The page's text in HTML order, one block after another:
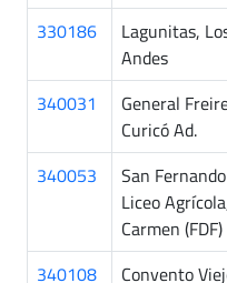
330186
Lagunitas,
Andes
340031
General
Curicó Ad.
340053
San Fernando
Liceo
Carmen (FDF)
340108 Convento